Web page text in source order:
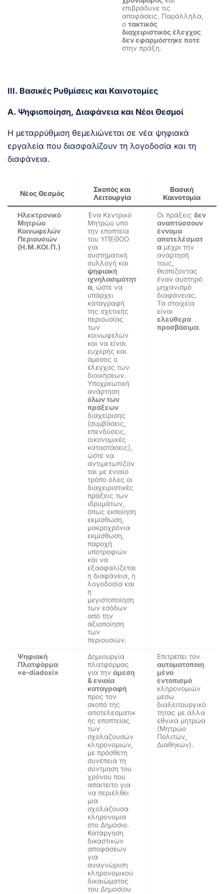
επιβράδυνε τις
αποφάσεις. Παράλληλα,
ο τακτικός
διαχειριστικός έλεγχος
δεν εφαρμόστηκε ποτέ
στην πράξη.
ΙΙΙ. Βασικές Ρυθμίσεις και Καινοτομίες
Α. Ψηφιοποίηση, Διαφάνεια και Νέοι Θεσμοί
Η μεταρρύθμιση θεμελιώνεται σε νέα ψηφιακά
εργαλεία που διασφαλίζουν τη λογοδοσία και τη
διαφάνεια.
Νέος Θεσμός
Σκοπός και
Λειτουργία
Βασική
Καινοτομία
Ηλεκτρονικό
Μητρώο
Κοινωφελών
Περιουσιών
(Η.Μ.ΚΟΙ.Π.)
Ένα Κεντρικό
Μητρώο υπό
την εποπτεία
του ΥΠΕΘΟΟ
για
συστηματική
συλλογή και
ψηφιακή
ιχνηλασιμότητ
α , ώστε να
υπάρχει
καταγραφή
της σχετικής
περιουσίας
των
κοινωφελών
και να είναι
ευχερής και
άμεσος ο
έλεγχος των
διοικήσεων.
Υποχρεωτική
ανάρτηση
όλων των
πράξεων
διαχείρισης
(συμβάσεις,
επενδύσεις,
οικονομικές
καταστάσεις),
ώστε να
αντιμετωπίζον
ται με ενιαίο
τρόπο όλες οι
διαχειριστικές
πράξεις των
ιδρυμάτων,
όπως εκποίηση
εκμίσθωση,
μακροχρόνια
εκμίσθωση,
παροχή
υποτροφιών
και να
εξασφαλίζεται
η διαφάνεια, η
λογοδοσία και
η
μεγιστοποίηση
των εσόδων
από την
αξιοποίηση
των
περιουσιών.
Οι πράξεις δεν
αναπτύσσουν
έννομα
αποτελέσματ
α μέχρι την
ανάρτησή
τους,
θεσπίζοντας
έναν αυστηρό
μηχανισμό
διαφάνειας.
Τα στοιχεία
είναι
ελεύθερα
προσβάσιμα.
Ψηφιακή
Πλατφόρμα
«e-diadoxi»
Δημιουργία
πλατφόρμας
για την άμεση
& ενιαία
καταγραφή
προς τον
σκοπό της
αποτελεσματικ
ής εποπτείας
των
σχολαζουσών
κληρονομιών,
με πρόσθετη
συνέπεια τη
σύντμηση του
χρόνου που
απαιτείτο για
να περιέλθει
μια
σχολάζουσα
κληρονομία
στο Δημόσιο.
Κατάργηση
δικαστικών
αποφάσεων
για
αναγνώριση
κληρονομικού
δικαιώματος
του Δημοσίου
Επιτρέπει τον
αυτοματοποιη
μένο
εντοπισμό
κληρονομιών
μέσω
διαλειτουργικό
τητας με άλλα
εθνικά μητρώα
(Μητρώο
Πολιτών,
Διαθηκών).